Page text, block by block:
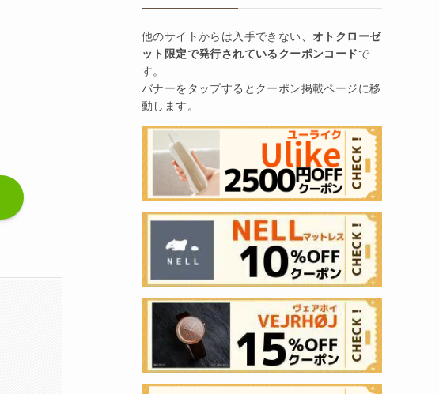
他のサイトからは入手できない、 オトクローゼ
ット限定で発行されているクーポンコードで
す。
バナーをタップするとクーポン掲載ページに移
動します。